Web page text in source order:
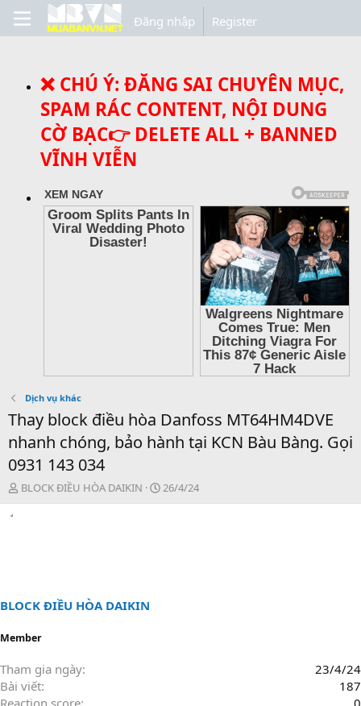
Đăng nhập Register
❌ CHÚ Ý: ĐĂNG SAI CHUYÊN MỤC,
SPAM RÁC CONTENT, NỘI DUNG
CỜ BẠC👉 DELETE ALL + BANNED
VĨNH VIỄN
Dịch vụ khác
Thay block điều hòa Danfoss MT64HM4DVE
nhanh chóng, bảo hành tại KCN Bàu Bàng. Gọi
0931 143 034
T
h
a
e
BLOCK ĐIỀU HÒA DAIKIN
N
g
26/4/24
BLOCK ĐIỀU HÒA DAIKIN
Member
Tham gia ngày
23/4/24
Bài viết
187